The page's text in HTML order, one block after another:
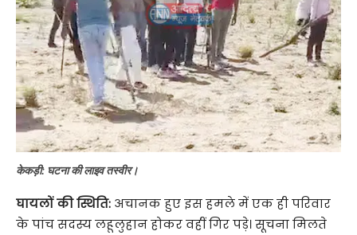
केकड़ी: घटना की लाइव तस्वीर।
घायलों की स्थिति: अचानक हुए इस हमले में एक ही परिवार
के पांच सदस्य लहूलुहान होकर वहीं गिर पड़े। सूचना मिलते